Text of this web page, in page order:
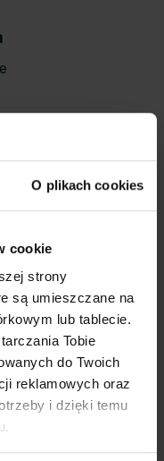
O plikach cookies
cookie
strony
są umieszczane na
lub tablecie.
Tobie
do Twoich
reklamowych oraz
i dzięki temu